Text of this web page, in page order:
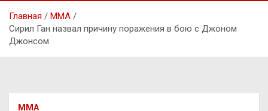
Главная
ММА
Сирил Ган назвал причину поражения в бою с Джоном
Джонсом
ММА